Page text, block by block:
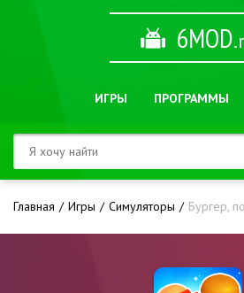
6MOD
ИГРЫ ПРОГРАММЫ
Главная Игры Симуляторы Бургер,